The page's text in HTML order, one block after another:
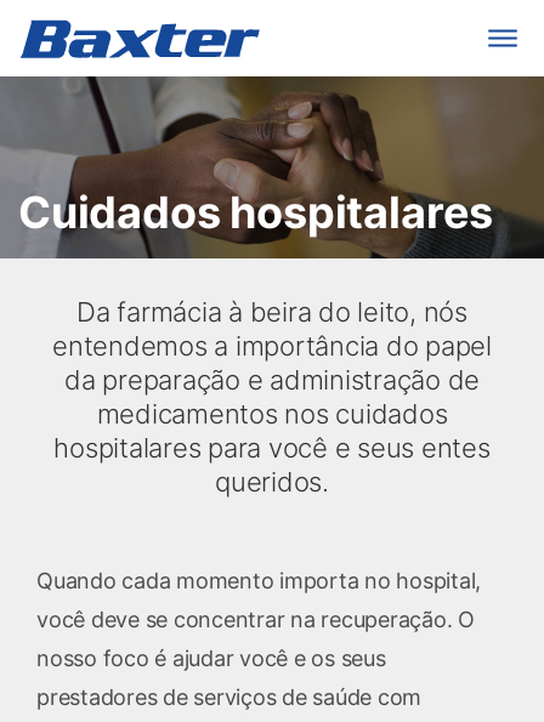
Cuidados hospitalares
Da farmácia à beira do leito, nós
entendemos a importância do papel
da preparação e administração de
medicamentos nos cuidados
hospitalares para você e seus entes
queridos.
Quando cada momento importa no hospital,
você deve se concentrar na recuperação. O
nosso foco é ajudar você e os seus
prestadores de serviços de saúde com